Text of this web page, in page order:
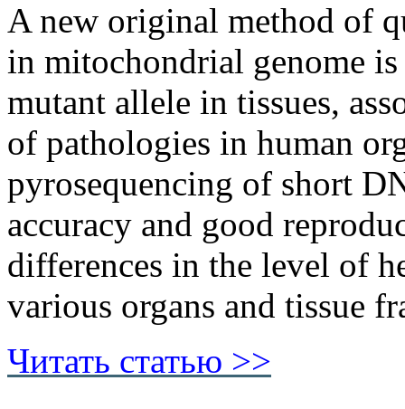
A new original method of
in mitochondrial genome
mutant allele in tissues,
of pathologies in human
pyrosequencing of short
accuracy and good
differences in the level of
various organs and tissue
Читать статью >>